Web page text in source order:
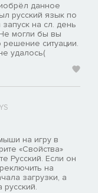
данное
русский язык по
на сл. день
могли бы вы
решение ситуации.
удалось(
на игру в
«Свойства»
Русский. Если он
на
загрузки, а
русский.